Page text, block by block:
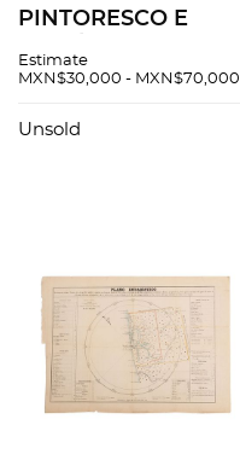
PINTORESCO E
ESTADOS UNIDOS
1885. 13
Estimate
MXN$30,000 - MXN$70,000
Unsold